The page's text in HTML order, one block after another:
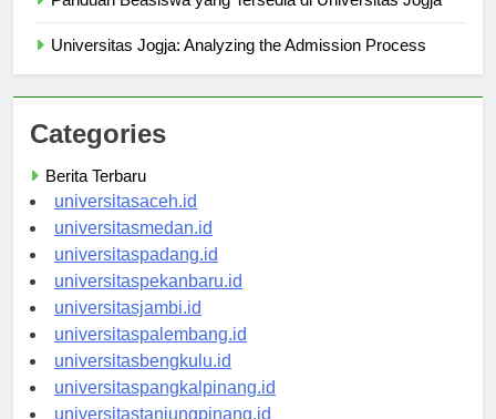
Categories
Berita Terbaru
universitasaceh.id
universitasmedan.id
universitaspadang.id
universitaspekanbaru.id
universitasjambi.id
universitaspalembang.id
universitasbengkulu.id
universitaspangkalpinang.id